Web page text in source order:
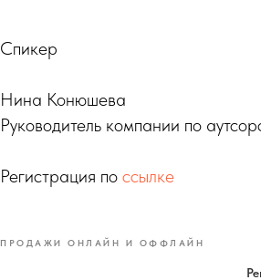
Спикер
Нина Конюшева
Руководитель компании по
Регистрация по ссылке
ПРОДАЖИ ОНЛАЙН И ОФФЛАЙН